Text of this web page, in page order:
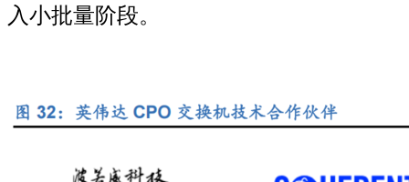
入小批量阶段。